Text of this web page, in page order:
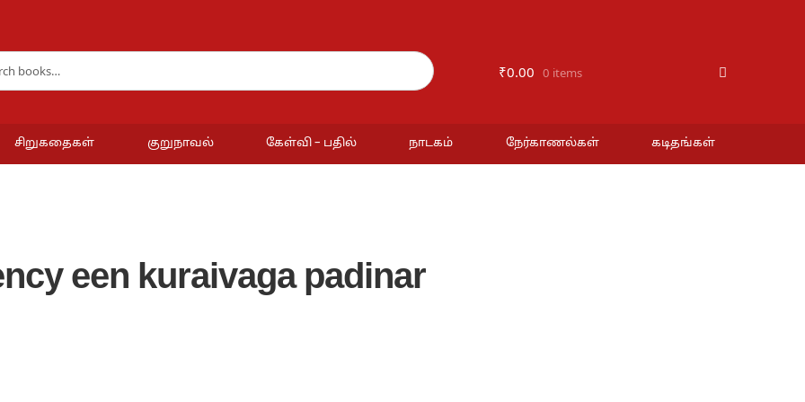
₹0.00 0 items
சிறுகதைகள் குறுநாவல் கேள்வி – பதில் நாடகம் நேர்காணல்கள் கடிதங்கள்
een kuraivaga padinar